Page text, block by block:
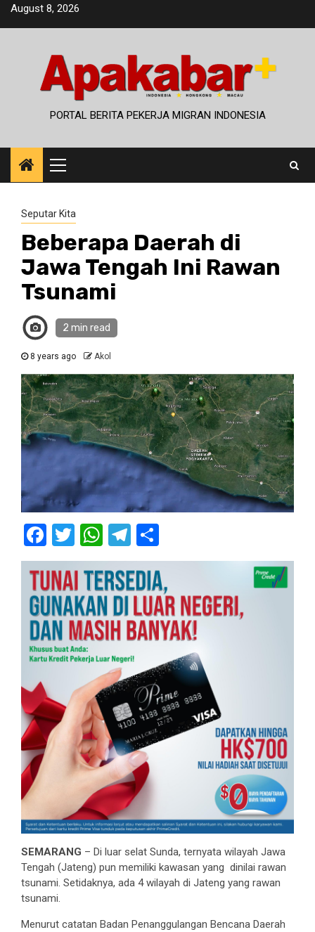
SkipAugust 8, 2026
PORTAL BERITA PEKERJA MIGRAN INDONESIA
Primary
Menu
Seputar Kita
Beberapa Daerah di
Jawa Tengah Ini Rawan
Tsunami
2 min read
8 years ago Akol
Facebook
TwitterWhatsApp
Telegram
SEMARANG – Di luar selat Sunda, ternyata wilayah Jawa
Tengah (Jateng) pun memiliki kawasan yang dinilai rawan
tsunami. Setidaknya, ada 4 wilayah di Jateng yang rawan
tsunami.
Menurut catatan Badan Penanggulangan Bencana Daerah